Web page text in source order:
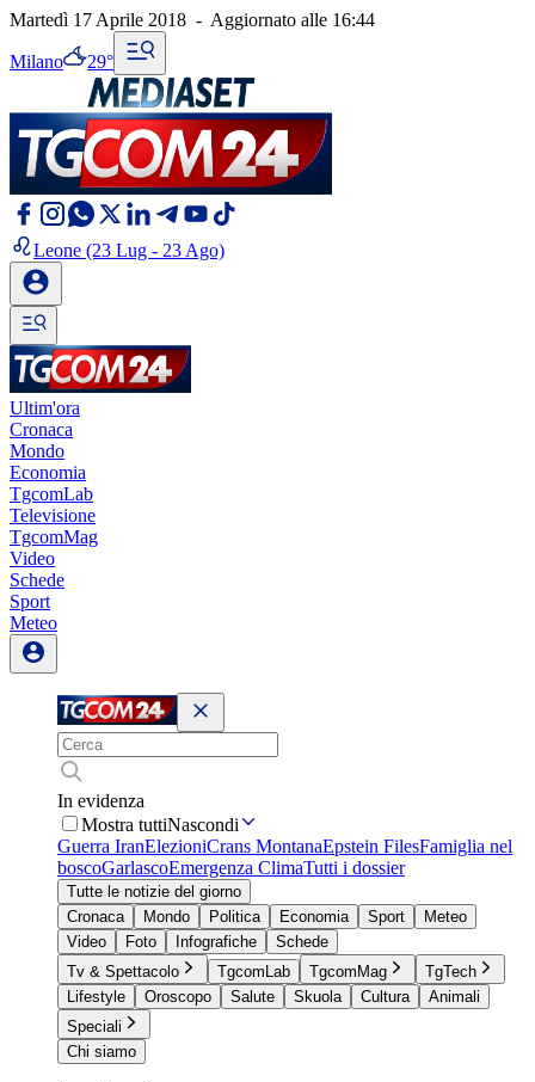
Martedì 17 Aprile 2018 - Aggiornato alle 16:44
Milano 29°
Leone (23 Lug - 23 Ago)
Ultim'ora
Cronaca
Mondo
Economia
TgcomLab
Televisione
TgcomMag
Video
Schede
Sport
Meteo
In evidenza
Mostra tuttiNascondi
Guerra IranElezioniCrans MontanaEpstein FilesFamiglia nel
boscoGarlascoEmergenza ClimaTutti i dossier
Tutte le notizie del giorno
Cronaca
Mondo Politica Economia Sport
Meteo
Video
Foto Infografiche
Schede
Tv & Spettacolo
TgcomLab TgcomMag
TgTech
Lifestyle
Oroscopo Salute Skuola Cultura
Animali
Speciali
Chi siamo